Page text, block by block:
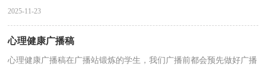
目效果，我们该怎么去写广播稿呢？以下是小编为大家...
2025-11-23
心理健康广播稿
心理健康广播稿在广播站锻炼的学生，我们广播前都会预先做好广播